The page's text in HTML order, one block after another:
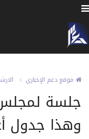
موقع دعم الإخباري
جلسة لمجلس
وهذا جدول